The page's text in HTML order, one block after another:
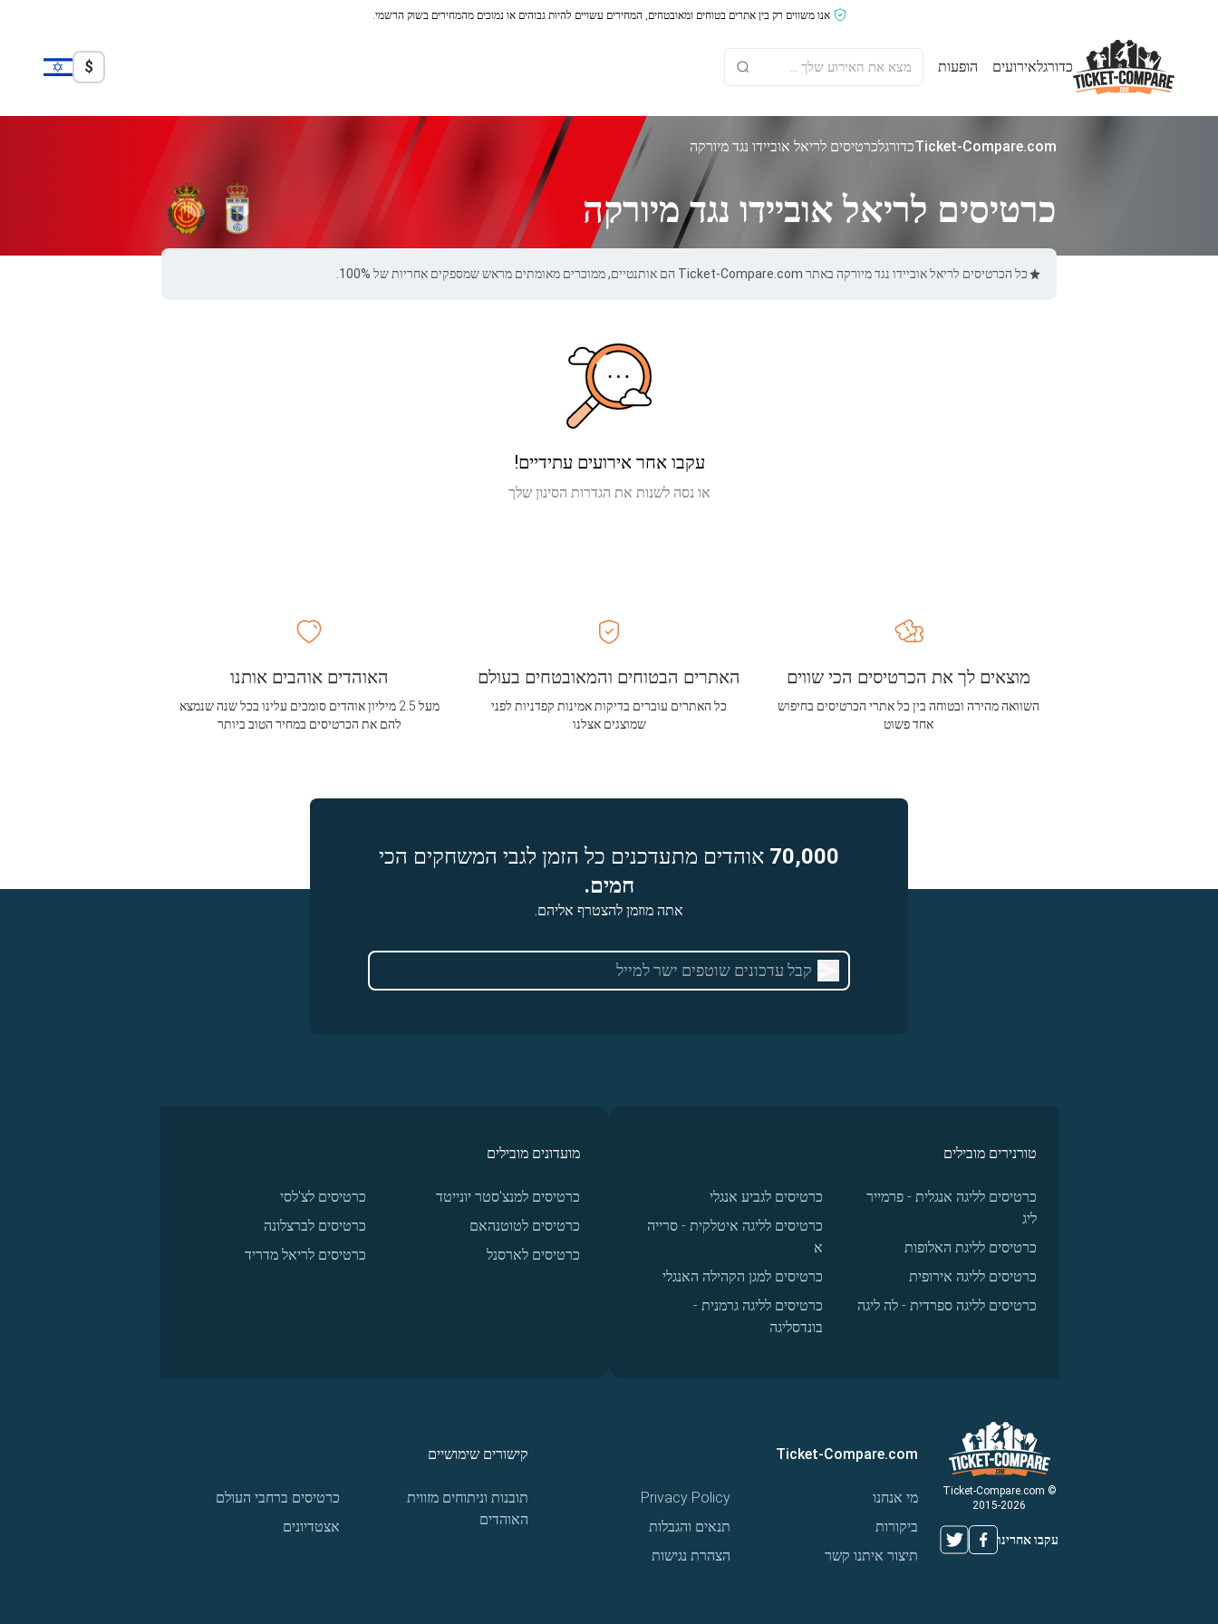
אנו משווים רק בין אתרים בטוחים ומאובטחים, המחירים עשויים להיות גבוהים או נמוכים מהמחירים בשוק הרשמי.
כדורגלאירועים הופעות $
Ticket-Compare.comכדורגלכרטיסים לריאל אוביידו נגד מיורקה
כרטיסים לריאל אוביידו נגד מיורקה
כל הכרטיסים לריאל אוביידו נגד מיורקה באתר Ticket-Compare.com הם אותנטיים, ממוכרים מאומתים מראש שמספקים אחריות של 100%.
עקבו אחר אירועים עתידיים!
או נסה לשנות את הגדרות הסינון שלך
האתרים הבטוחים והמאובטחים בעולם
כל האתרים עוברים בדיקות אמינות קפדניות לפני
שמוצגים אצלנו
מוצאים לך את הכרטיסים הכי שווים
השוואה מהירה ובטוחה בין כל אתרי הכרטיסים בחיפוש
אחד פשוט
האוהדים אוהבים אותנו
מעל 2.5 מיליון אוהדים סומכים עלינו בכל שנה שנמצא
להם את הכרטיסים במחיר הטוב ביותר
70,000 אוהדים מתעדכנים כל הזמן לגבי המשחקים הכי
חמים.
אתה מוזמן להצטרף אליהם.
טורנירים מובילים
כרטיסים לליגה אנגלית - פרמייר
ליג
כרטיסים לליגת האלופות
כרטיסים לליגה אירופית
כרטיסים לליגה ספרדית - לה ליגה
כרטיסים לגביע אנגלי
כרטיסים לליגה איטלקית - סרייה
א
כרטיסים למגן הקהילה האנגלי
כרטיסים לליגה גרמנית -
בונדסליגה
מועדונים מובילים
כרטיסים למנצ'סטר יונייטד
כרטיסים לטוטנהאם
כרטיסים לארסנל
כרטיסים לצ'לסי
כרטיסים לברצלונה
כרטיסים לריאל מדריד
© Ticket-Compare.com
2015-2026
עקבו אחרינו
Ticket-Compare.com
מי אנחנו
ביקורות
תיצור איתנו קשר
Privacy Policy
תנאים והגבלות
הצהרת נגישות
קישורים שימושיים
תובנות וניתוחים מזווית
האוהדים
כרטיסים ברחבי העולם
אצטדיונים